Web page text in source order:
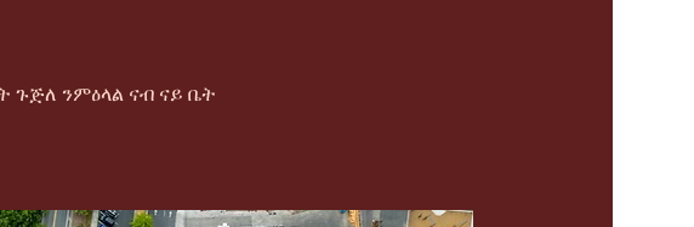
ጉጅለ ንምዕላል ናብ ናይ ቤት